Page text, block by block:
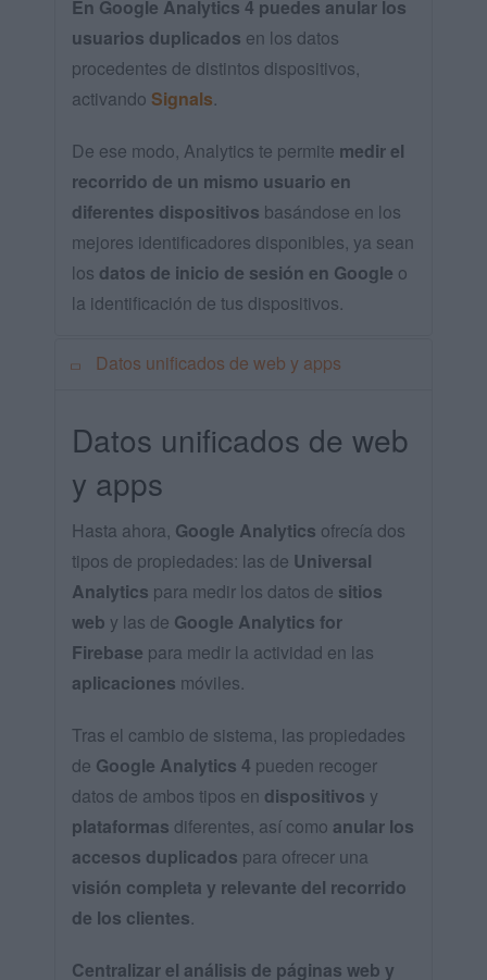
En Google Analytics 4 puedes anular los
usuarios duplicados en los datos
procedentes de distintos dispositivos,
activando Signals.
De ese modo, Analytics te permite medir el
recorrido de un mismo usuario en
diferentes dispositivos basándose en los
mejores identificadores disponibles, ya sean
los datos de inicio de sesión en Google o
la identificación de tus dispositivos.
Datos unificados de web y apps
Datos unificados de web
y apps
Hasta ahora, Google Analytics ofrecía dos
tipos de propiedades: las de Universal
Analytics para medir los datos de sitios
web y las de Google Analytics for
Firebase para medir la actividad en las
aplicaciones móviles.
Tras el cambio de sistema, las propiedades
de Google Analytics 4 pueden recoger
datos de ambos tipos en dispositivos y
plataformas diferentes, así como anular los
accesos duplicados para ofrecer una
visión completa y relevante del recorrido
de los clientes.
Centralizar el análisis de páginas web y